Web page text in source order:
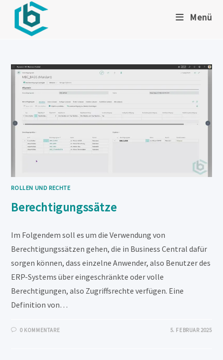
springen
Menü
ROLLEN UND RECHTE
Berechtigungssätze
Im Folgendem soll es um die Verwendung von
Berechtigungssätzen gehen, die in Business Central dafür
sorgen können, dass einzelne Anwender, also Benutzer des
ERP-Systems über eingeschränkte oder volle
Berechtigungen, also Zugriffsrechte verfügen. Eine
Definition von…
0 KOMMENTARE 5. FEBRUAR 2025